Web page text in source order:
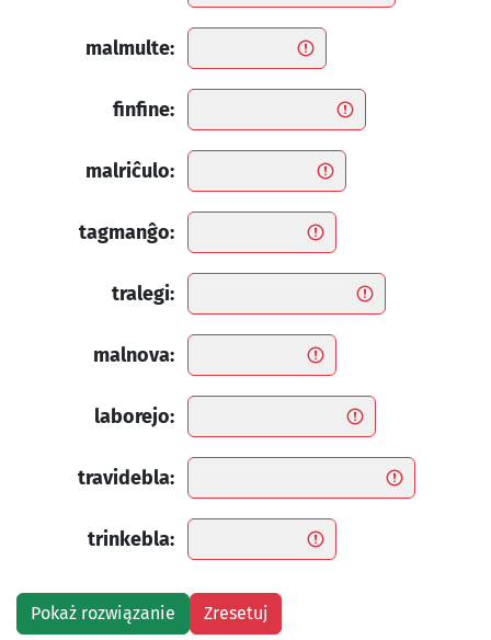
malmulte:
finfine:
malriĉulo:
tagmanĝo:
tralegi:
malnova:
laborejo:
travidebla:
trinkebla: